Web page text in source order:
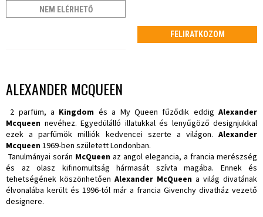
NEM ELÉRHETŐ
FELIRATKOZOM
ALEXANDER MCQUEEN
2 parfüm, a Kingdom és a My Queen fűződik eddigAlexander
Mcqueen nevéhez. Egyedülálló illatukkal és lenyűgöző designjukkal
ezek a parfümök milliók kedvencei szerte a világon. Alexander
Mcqueen 1969-ben született Londonban.
Tanulmányai során McQueen az angol elegancia, a francia merészség
és az olasz kifinomultság hármasát szívta magába. Ennek és
tehetségének köszönhetően Alexander McQueen a világ divatának
élvonalába került és 1996-tól már a francia Givenchy divatház vezető
designere.